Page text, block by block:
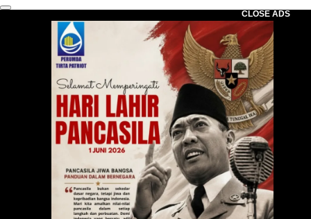
CLOSE ADS